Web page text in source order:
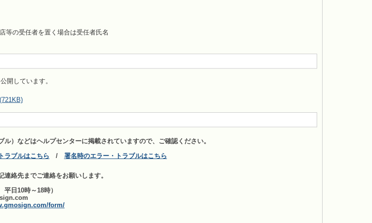
等の受任者を置く場合は受任者氏名
開しています。
(721KB)
）などはヘルプセンターに掲載されていますので、ご確認ください。
ラブルはこちら / 署名時のエラー・トラブルはこちら
絡先までご連絡をお願いします。
日10時～18時）
form/